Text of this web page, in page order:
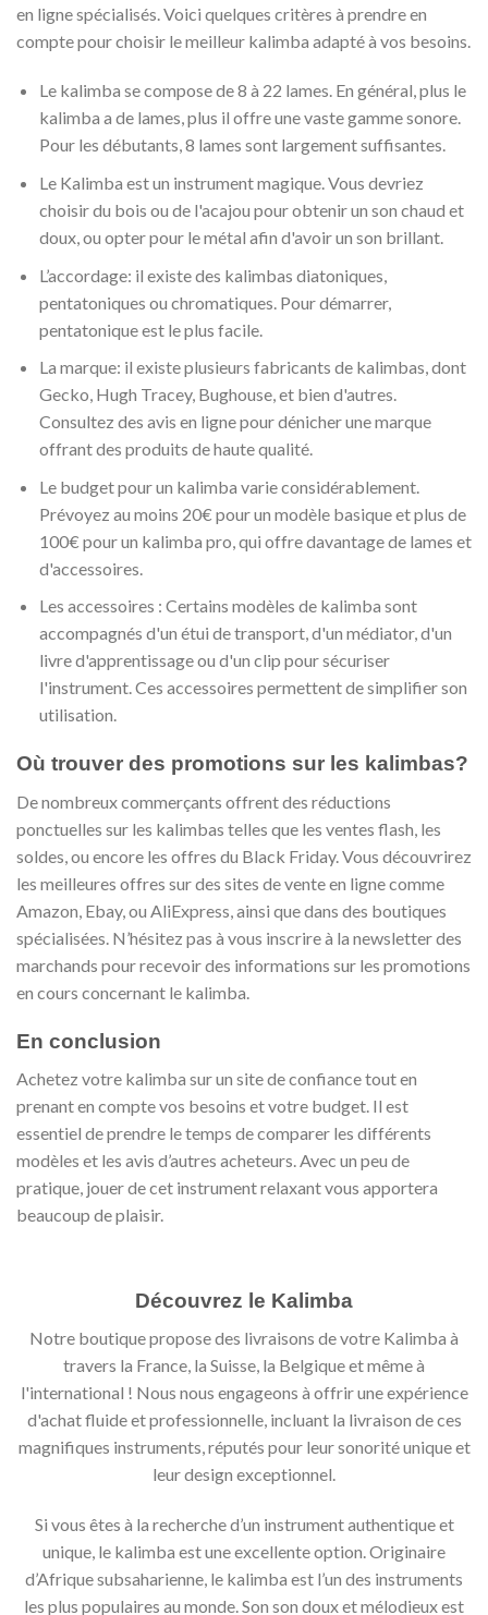
en ligne spécialisés. Voici quelques critères à prendre en
compte pour choisir le meilleur kalimba adapté à vos besoins.
Le kalimba se compose de 8 à 22 lames. En général, plus le
kalimba a de lames, plus il offre une vaste gamme sonore.
Pour les débutants, 8 lames sont largement suffisantes.
Le Kalimba est un instrument magique. Vous devriez
choisir du bois ou de l'acajou pour obtenir un son chaud et
doux, ou opter pour le métal afin d'avoir un son brillant.
L’accordage: il existe des kalimbas diatoniques,
pentatoniques ou chromatiques. Pour démarrer,
pentatonique est le plus facile.
La marque: il existe plusieurs fabricants de kalimbas, dont
Gecko, Hugh Tracey, Bughouse, et bien d'autres.
Consultez des avis en ligne pour dénicher une marque
offrant des produits de haute qualité.
Le budget pour un kalimba varie considérablement.
Prévoyez au moins 20€ pour un modèle basique et plus de
100€ pour un kalimba pro, qui offre davantage de lames et
d'accessoires.
Les accessoires : Certains modèles de kalimba sont
accompagnés d'un étui de transport, d'un médiator, d'un
livre d'apprentissage ou d'un clip pour sécuriser
l'instrument. Ces accessoires permettent de simplifier son
utilisation.
Où trouver des promotions sur les kalimbas?
De nombreux commerçants offrent des réductions
ponctuelles sur les kalimbas telles que les ventes flash, les
soldes, ou encore les offres du Black Friday. Vous découvrirez
les meilleures offres sur des sites de vente en ligne comme
Amazon, Ebay, ou AliExpress, ainsi que dans des boutiques
spécialisées. N’hésitez pas à vous inscrire à la newsletter des
marchands pour recevoir des informations sur les promotions
en cours concernant le kalimba.
En conclusion
Achetez votre kalimba sur un site de confiance tout en
prenant en compte vos besoins et votre budget. Il est
essentiel de prendre le temps de comparer les différents
modèles et les avis d’autres acheteurs. Avec un peu de
pratique, jouer de cet instrument relaxant vous apportera
beaucoup de plaisir.
Découvrez le Kalimba
Notre boutique propose des livraisons de votre Kalimba à
travers la France, la Suisse, la Belgique et même à
l'international ! Nous nous engageons à offrir une expérience
d'achat fluide et professionnelle, incluant la livraison de ces
magnifiques instruments, réputés pour leur sonorité unique et
leur design exceptionnel.
Si vous êtes à la recherche d’un instrument authentique et
unique, le kalimba est une excellente option. Originaire
d’Afrique subsaharienne, le kalimba est l’un des instruments
les plus populaires au monde. Son son doux et mélodieux est